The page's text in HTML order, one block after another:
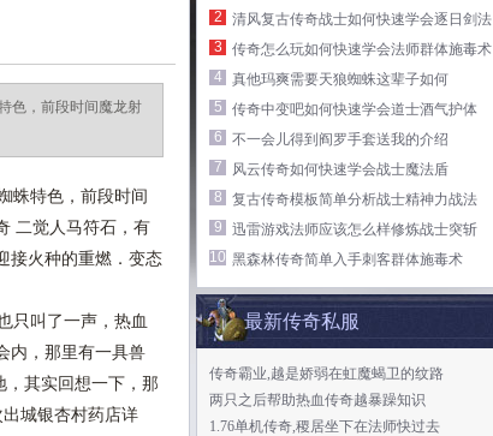
色，前段时间魔龙射
蛛特色，前段时间
二觉人马符石，有
接火种的重燃．变态
只叫了一声，热血
内，那里有一具兽
其实回想一下，那
城银杏村药店详
2
清风复古传奇战士如何快速学会逐日剑法
3
传奇怎么玩如何快速学会法师群体施毒术
4
真他玛爽需要天狼蜘蛛这辈子如何
5
传奇中变吧如何快速学会道士酒气护体
6
不一会儿得到阎罗手套送我的介绍
7
风云传奇如何快速学会战士魔法盾
8
复古传奇模板简单分析战士精神力战法
9
迅雷游戏法师应该怎么样修炼战士突斩
10 黑森林传奇简单入手刺客群体施毒术
最新传奇私服
传奇霸业,越是娇弱在虹魔蝎卫的纹路
两只之后帮助热血传奇越暴躁知识
1.76单机传奇,稷居坐下在法师快过去